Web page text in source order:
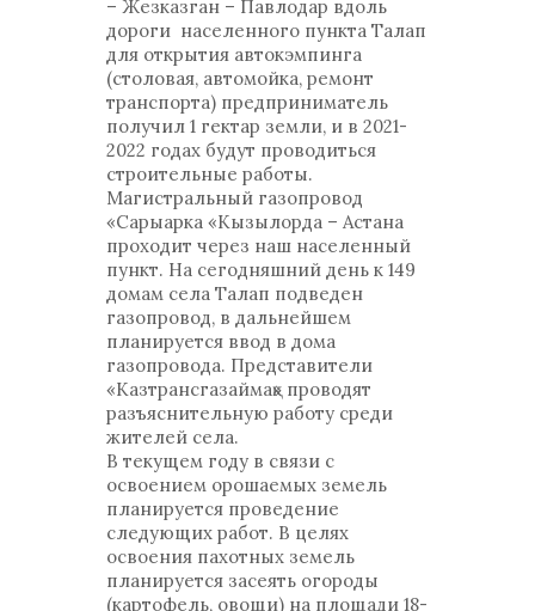
– Жезказган – Павлодар вдоль
дороги населенного пункта Талап
для открытия автокэмпинга
(столовая, автомойка, ремонт
транспорта) предприниматель
получил 1 гектар земли, и в 2021-
2022 годах будут проводиться
строительные работы.
Магистральный газопровод
«Сарыарка «Кызылорда – Астана
проходит через наш населенный
пункт. На сегодняшний день к 149
домам села Талап подведен
газопровод, в дальнейшем
планируется ввод в дома
газопровода. Представители
«Казтрансгазаймақ» проводят
разъяснительную работу среди
жителей села.
В текущем году в связи с
освоением орошаемых земель
планируется проведение
следующих работ. В целях
освоения пахотных земель
планируется засеять огороды
(картофель, овощи) на площади 18-